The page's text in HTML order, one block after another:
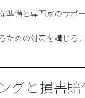
備と専門家のサポ
めの対策を講じる
グと損害